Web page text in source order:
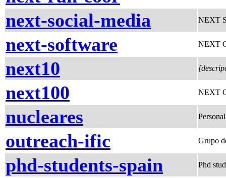
next-social-media
NEXT
next-software NEXT
next10
next100 NEXT
nucleares
outreach-ific Grupo
phd-students-spain Phd